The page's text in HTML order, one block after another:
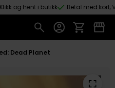
Klikk og hent i butikk Betal med kort,
Dead Planet